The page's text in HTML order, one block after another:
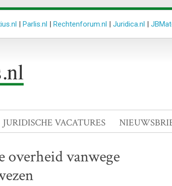
| Parlis.nl | Rechtenforum.nl | Juridica.nl |
JURIDISCHE VACATURES
overheid vanwege